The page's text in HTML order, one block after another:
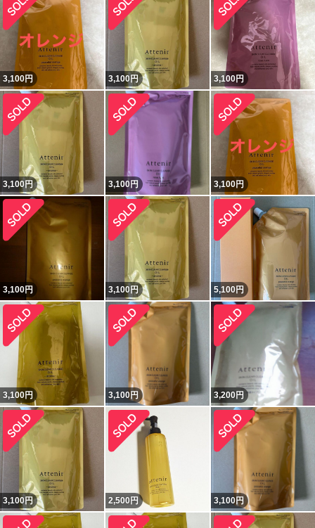
3,100円 3,100円 3,100円
3,100円 3,100円 3,100円
3,100円 3,100円 5,100円
3,100円 3,100円 3,200円
3,100円 2,500 円 3,100円